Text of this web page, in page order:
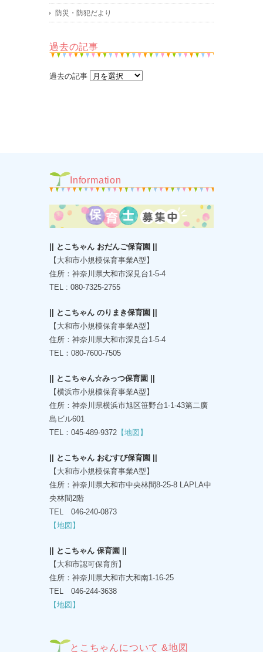
防災・防犯だより
過去の記事
過去の記事
Information
|| とこちゃん おだんご保育園 ||
【大和市小規模保育事業A型】
住所：神奈川県大和市深見台1-5-4
TEL : 080-7325-2755
|| とこちゃん のりまき保育園 ||
【大和市小規模保育事業A型】
住所：神奈川県大和市深見台1-5-4
TEL：080-7600-7505
|| とこちゃん☆みっつ保育園 ||
【横浜市小規模保育事業A型】
住所：神奈川県横浜市旭区笹野台1-1-43第二廣
島ビル601
TEL：045-489-9372 【地図】
|| とこちゃん おむすび保育園 ||
【大和市小規模保育事業A型】
住所：神奈川県大和市中央林間8-25-8 LAPLA中
央林間2階
TEL 046-240-0873
【地図】
|| とこちゃん 保育園 ||
【大和市認可保育所】
住所：神奈川県大和市大和南1-16-25
TEL 046-244-3638
【地図】
とこちゃんについて &地図